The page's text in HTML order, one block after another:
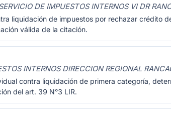
DE IMPUESTOS INTERNOS VI DR
liquidación de impuestos por rechazar crédito
válida de la citación.
INTERNOS DIRECCION REGIONAL
contra liquidación de primera categoría,
del art. 39 N°3 LIR.